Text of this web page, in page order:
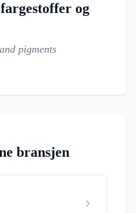
og
pigments
bransjen